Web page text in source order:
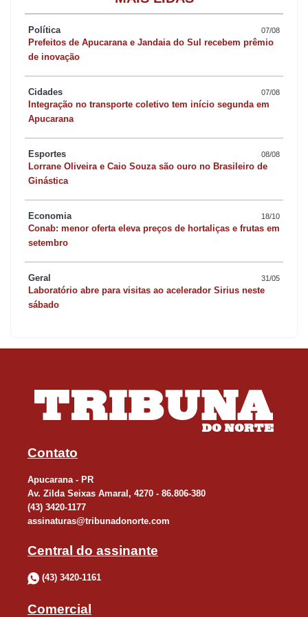
Pauta da Amuvi
O prefeito de Rio Branco do Ivaí e presidente da Amuvi-
confirmou que os prefeitos da região estão elaborando uma nova
carta de reivindicações para apresentar aos candidatos ao
governo do Paraná. Segundo Taborda, a iniciativa segue modelo
adotado em anos anteriores, mas reforça o apoio a Sandro Alex.
Apoio de prefeitos
Pelo menos três prefeitos do Vale do Ivaí participaram da festa de
de Califórnia, e Givanildo Lopes, o Giva, de Mauá da Serra.
Todos foram unânimes em reafirmar apoio ao candidato do
O prefeito de Apucarana, Rodolfo Mota, deve anunciar nos
próximos dias um plano de ação para enfrentamento dos
problemas causados pelas chuvas na cidade. Ele adiantou o
drenagem na rua Rio dos Patos, um dos pontos severamente
atingidos pelas enxurradas. A próxima obra vai beneficiar os
residenciais Interlagos e Veneza.
Para não ter que votar na eleição da presidência da Câmara
Política 07/08
Prefeitos de Apucarana e Jandaia do Sul recebem prêmio
de inovação
Cidades 07/08
Integração no transporte coletivo tem início segunda em
Apucarana
Esportes 08/08
Lorrane Oliveira e Caio Souza são ouro no Brasileiro de
Ginástica
Economia 18/10
Conab: menor oferta eleva preços de hortaliças e frutas em
setembro
Geral 31/05
Laboratório abre para visitas ao acelerador Sirius neste
sábado
Contato
Apucarana - PR
Av. Zilda Seixas Amaral, 4270 - 86.806-380
(43) 3420-1177
assinaturas@tribunadonorte.com
Central do assinante
(43) 3420-1161
Comercial